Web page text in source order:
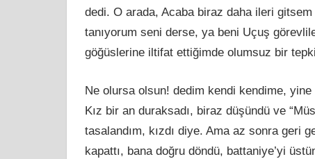
dedi. O arada, Acaba biraz daha ileri
tanıyorum seni derse, ya beni Uçuş
göğüslerine iltifat ettiğimde olumsuz bir
Ne olursa olsun! dedim kendi kendime, yine
Kız bir an duraksadı, biraz düşündü ve
tasalandım, kızdı diye. Ama az sonra geri
kapattı, bana doğru döndü, battaniye’yi